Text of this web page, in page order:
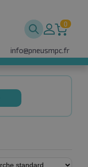
0
info@pneusmpc.fr